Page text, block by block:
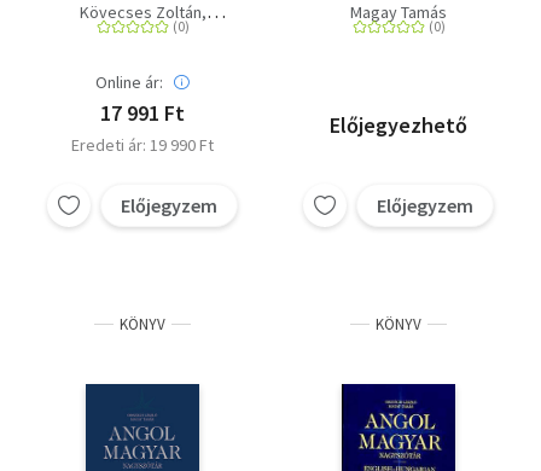
Kövecses Zoltán
Országh László
Online ár:
17 991 Ft
Eredeti ár: 19 990 Ft
Előjegyzem
Magay Tamás
Előjegyezhető
Előjegyzem
KÖNYV KÖNYV